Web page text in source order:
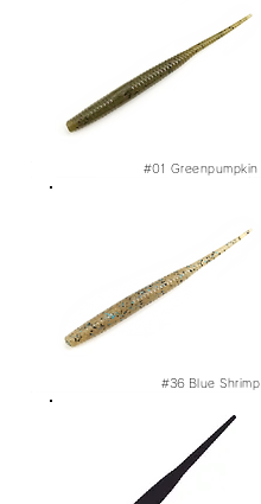
#01 Greenpumpkin
#36 Blue Shrimp